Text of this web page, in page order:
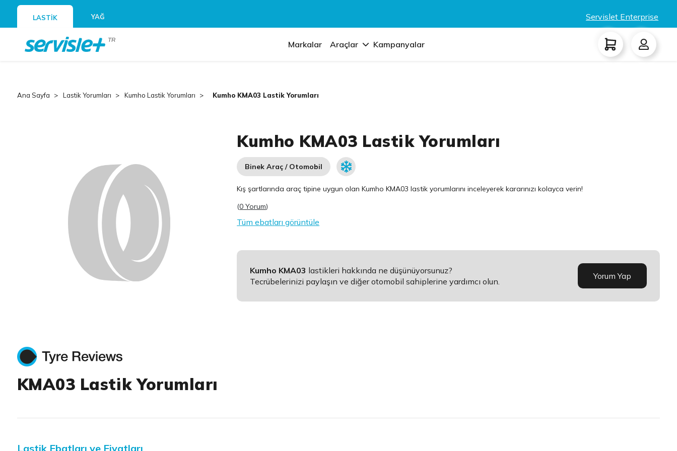
LASTİK YAĞ Servislet Enterprise
TR Markalar Araçlar Kampanyalar
Ana Sayfa Lastik Yorumları Kumho Lastik Yorumları Kumho KMA03 Lastik Yorumları
Kumho KMA03 Lastik Yorumları
Binek Araç / Otomobil
Kış şartlarında araç tipine uygun olanKumho KMA03 lastik yorumlarını inceleyerek kararınızı kolayca verin!
(0 Yorum)
Tüm ebatları görüntüle
Kumho KMA03 lastikleri hakkında ne düşünüyorsunuz?
Tecrübelerinizi paylaşın ve diğer otomobil sahiplerine yardımcı olun.
Yorum Yap
KMA03 Lastik Yorumları
Lastik Ebatları ve Fiyatları